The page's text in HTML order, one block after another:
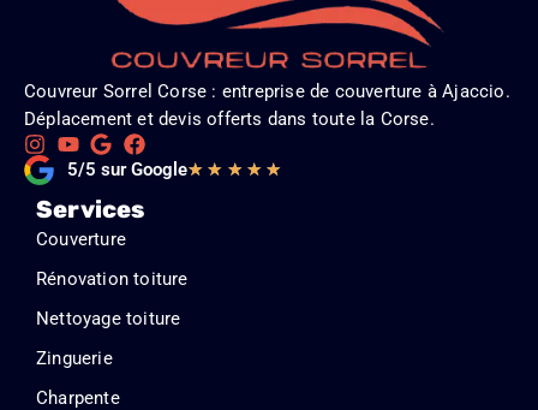
Couvreur Sorrel Corse : entreprise de couverture à Ajaccio.
Déplacement et devis offerts dans toute la Corse.
5/5 sur Google★ ★ ★ ★ ★Noté
Services
Couverture
Rénovation toiture
Nettoyage toiture
Zinguerie
Charpente